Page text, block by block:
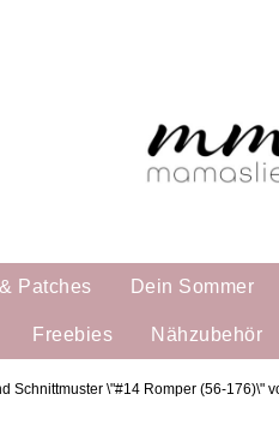
Patches Dein Sommer
Freebies Nähzubehör
Schnittmuster \"#14 Romper (56-176)\"